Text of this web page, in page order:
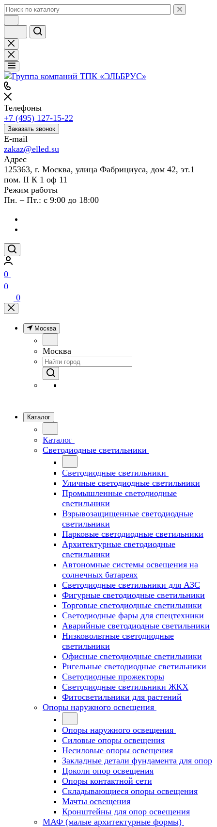
Телефоны
+7 (495) 127-15-22
Заказать звонок
E-mail
zakaz@elled.su
Адрес
125363, г. Москва, улица Фабрициуса, дом 42, эт.1
пом. II К 1 оф 11
Режим работы
Пн. – Пт.: с 9:00 до 18:00
0
0
0
Москва
Москва
Каталог
Каталог
Светодиодные светильники
Светодиодные светильники
Уличные светодиодные светильники
Промышленные светодиодные
светильники
Взрывозащищенные светодиодные
светильники
Парковые светодиодные светильники
Архитектурные светодиодные
светильники
Автономные системы освещения на
солнечных батареях
Светодиодные светильники для АЗС
Фигурные светодиодные светильники
Торговые светодиодные светильники
Cветодиодные фары для спецтехники
Аварийные светодиодные светильники
Низковольтные светодиодные
светильники
Офисные светодиодные светильники
Ригельные светодиодные светильники
Светодиодные прожекторы
Светодиодные светильники ЖКХ
Фитосветильники для растений
Опоры наружного освещения
Опоры наружного освещения
Силовые опоры освещения
Несиловые опоры освещения
Закладные детали фундамента для опор
Цоколи опор освещения
Опоры контактной сети
Cкладывающиеся опоры освещения
Мачты освещения
Кронштейны для опор освещения
МАФ (малые архитектурные формы)